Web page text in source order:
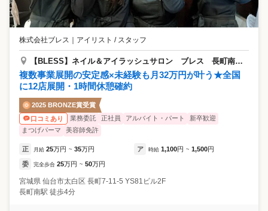
株式会社ブレス ｜ アイリスト / スタッフ
【BLESS】ネイル＆アイラッシュサロン ブレス 長町南駅前店
複数事業展開の安定感×未経験も月32万円が叶う★全国
に12店展開・1時間休憩確約
2025 BRONZE賞受賞
口コミあり
業務委託 正社員 アルバイト・パート
新卒歓迎
まつげパーマ
美容師免許
正 月給 25万円 ~ 35万円 ア 時給 1,100円 ~ 1,500円
委 完全歩合 25万円 ~ 50万円
宮城県 仙台市太白区 長町7-11-5 YS81ビル2F
長町南駅 徒歩4分